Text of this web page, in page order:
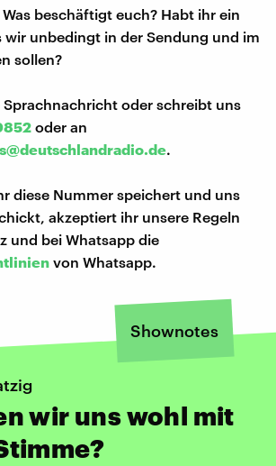
beschäftigt euch? Habt ihr ein
wir unbedingt in der Sendung und im
sollen?
oder schreibt uns
oder an
.
diese Nummer speichert und uns
akzeptiert ihr unsere Regeln
und bei Whatsapp die
von Whatsapp.
Shownotes
wir uns wohl mit